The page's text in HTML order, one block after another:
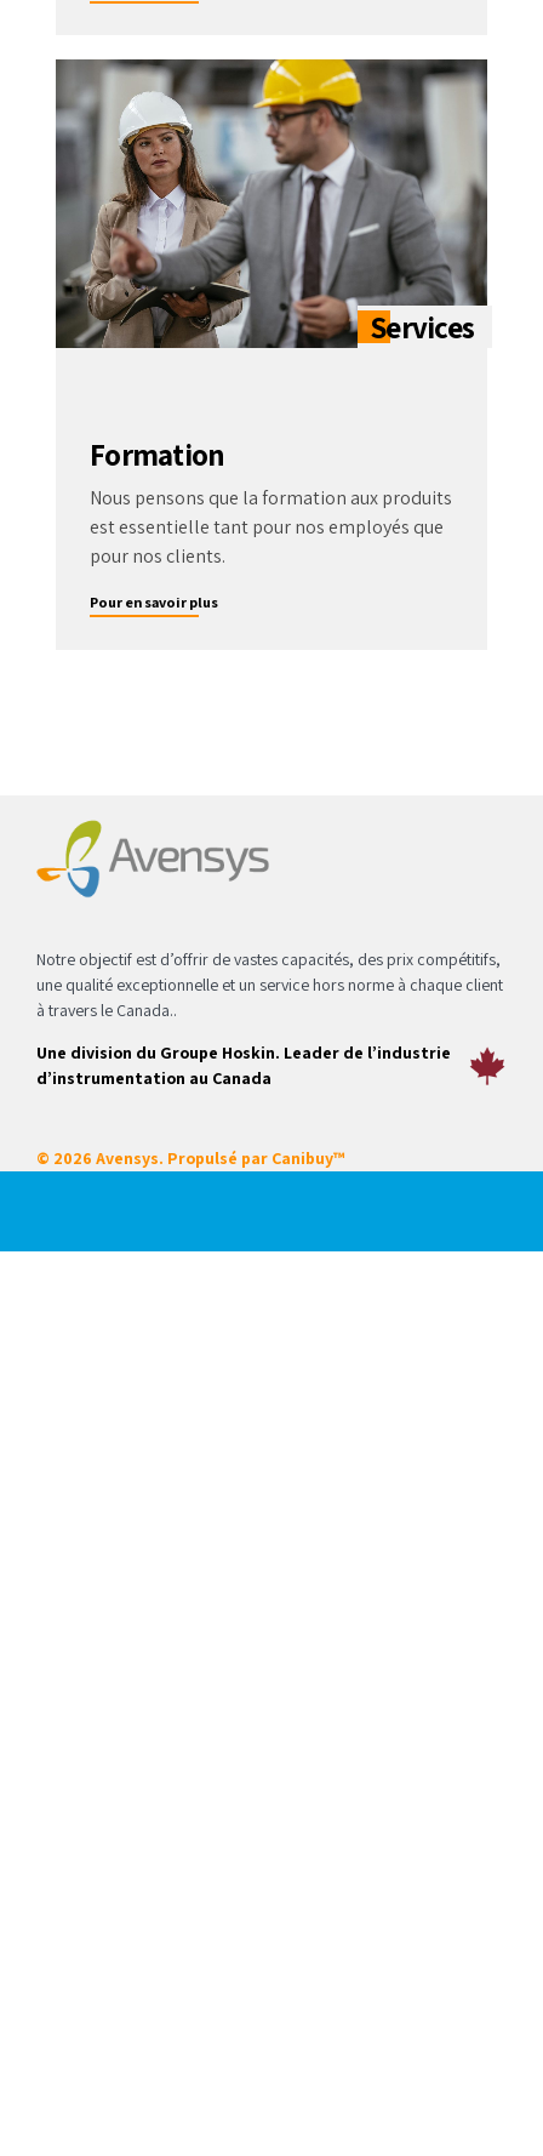
Formation
Nous pensons que la formation aux produits
est essentielle tant pour nos employés que
pour nos clients.
Pour en savoir plus
Notre objectif est d’offrir de vastes capacités, des prix compétitifs,
une qualité exceptionnelle et un service hors norme à chaque client
à travers le Canada..
Une division du Groupe Hoskin. Leader de l’industrie
d’instrumentation au Canada
© 2026 Avensys. Propulsé par Canibuy™